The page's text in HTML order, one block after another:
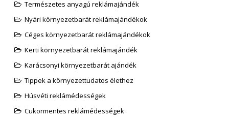
Természetes anyagú reklámajándék
Nyári környezetbarát reklámajándékok
Céges környezetbarát reklámajándékok
Kerti környezetbarát reklámajándék
Karácsonyi környezetbarát ajándék
Tippek a környezettudatos élethez
Húsvéti reklámédességek
Cukormentes reklámédességek